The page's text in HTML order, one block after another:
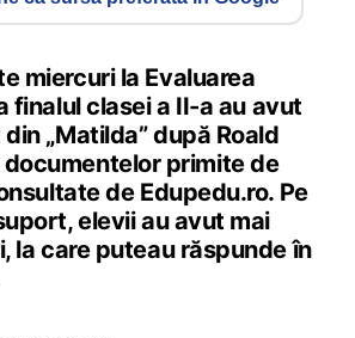
miercuri la Evaluarea
finalul clasei a II-a au avut
„Matilda” după Roald
primite de
de Edupedu.ro. Pe
elevii au avut mai
la care puteau răspunde în